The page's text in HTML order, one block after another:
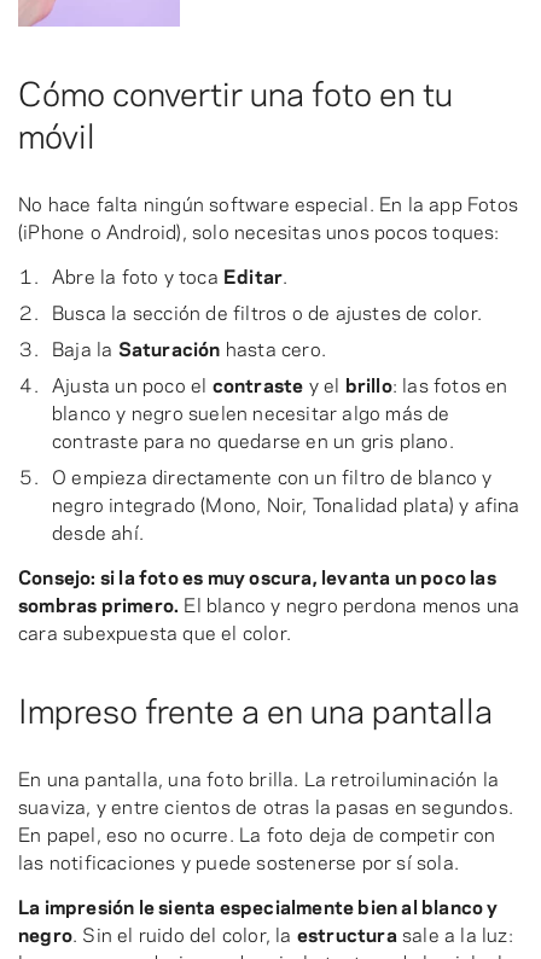
Cómo convertir una foto en tu
móvil
No hace falta ningún software especial. En la app Fotos
(iPhone o Android), solo necesitas unos pocos toques:
Abre la foto y toca Editar
Busca la sección de filtros o de ajustes de color.
Baja la Saturación hasta cero.
Ajusta un poco el contraste y el brillo: las fotos en
blanco y negro suelen necesitar algo más de
contraste para no quedarse en un gris plano.
O empieza directamente con un filtro de blanco y
negro integrado (Mono, Noir, Tonalidad plata) y afina
desde ahí.
Consejo: si la foto es muy oscura, levanta un poco las
sombras primero. El blanco y negro perdona menos una
cara subexpuesta que el color.
Impreso frente a en una pantalla
En una pantalla, una foto brilla. La retroiluminación la
suaviza, y entre cientos de otras la pasas en segundos.
En papel, eso no ocurre. La foto deja de competir con
las notificaciones y puede sostenerse por sí sola.
La impresión le sienta especialmente bien al blanco y
negro . Sin el ruido del color, la estructura sale a la luz: